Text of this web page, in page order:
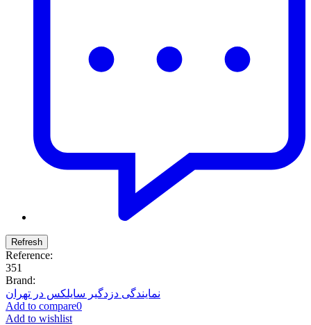
Reference:
351
Brand:
نمایندگی دزدگیر سایلکس در تهران
Add to compare0
Add to wishlist